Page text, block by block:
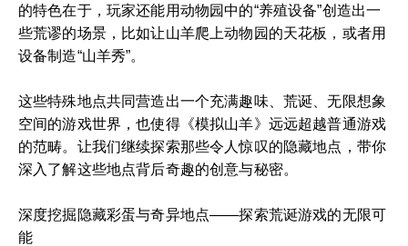
的特色在于，玩家还能用动物园中的“养殖设备”创造出一
些荒谬的场景，比如让山羊爬上动物园的天花板，或者用
设备制造“山羊秀”。
这些特殊地点共同营造出一个充满趣味、荒诞、无限想象
空间的游戏世界，也使得《模拟山羊》远远超越普通游戏
的范畴。让我们继续探索那些令人惊叹的隐藏地点，带你
深入了解这些地点背后奇趣的创意与秘密。
深度挖掘隐藏彩蛋与奇异地点——探索荒诞游戏的无限可
能